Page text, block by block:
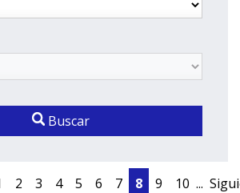
Buscar
2 3 4 5 6 7 8 9 10 ...